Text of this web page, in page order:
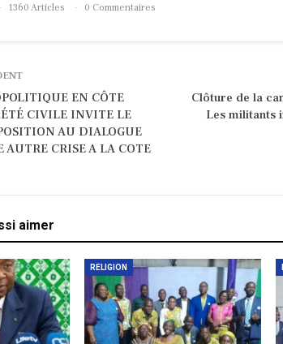
1360 Articles 0 Commentaires
EN CÔTE
CIVILE INVITE LE
AU DIALOGUE
AUTRE CRISE A LA COTE
Clôture de la
Les militants
aimer
RELIGION